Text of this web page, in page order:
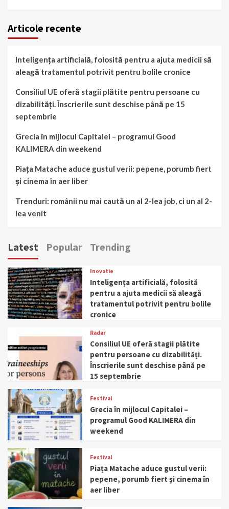
Articole recente
Inteligența artificială, folosită pentru a ajuta medicii să
aleagă tratamentul potrivit pentru bolile cronice
Consiliul UE oferă stagii plătite pentru persoane cu
dizabilități. Înscrierile sunt deschise până pe 15
septembrie
Grecia în mijlocul Capitalei – programul Good
KALIMERA din weekend
Piața Matache aduce gustul verii: pepene, porumb fiert
și cinema în aer liber
Trenduri: românii nu mai caută un al 2-lea job, ci un al 2-
lea venit
Latest Popular Trending
Inovatie
Inteligența artificială, folosită
pentru a ajuta medicii să aleagă
tratamentul potrivit pentru bolile
cronice
Radar
Consiliul UE oferă stagii plătite
pentru persoane cu dizabilități.
Înscrierile sunt deschise până pe
15 septembrie
Festival
Grecia în mijlocul Capitalei –
programul Good KALIMERA din
weekend
Festival
Piața Matache aduce gustul verii:
pepene, porumb fiert și cinema în
aer liber